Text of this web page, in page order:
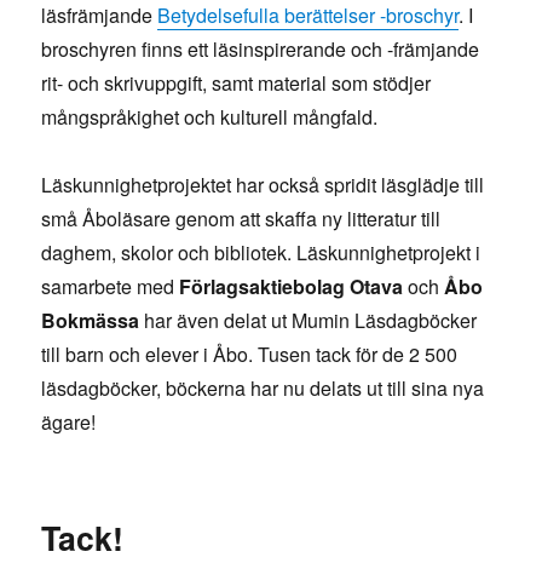
läsfrämjande Betydelsefulla berättelser -broschyr. I
broschyren finns ett läsinspirerande och -främjande
rit- och skrivuppgift, samt material som stödjer
mångspråkighet och kulturell mångfald.
Läskunnighetprojektet har också spridit läsglädje till
små Åboläsare genom att skaffa ny litteratur till
daghem, skolor och bibliotek. Läskunnighetprojekt i
samarbete med Förlagsaktiebolag OtavaochÅbo
Bokmässa har även delat ut Mumin Läsdagböcker
till barn och elever i Åbo. Tusen tack för de 2 500
läsdagböcker, böckerna har nu delats ut till sina nya
ägare!
Tack!